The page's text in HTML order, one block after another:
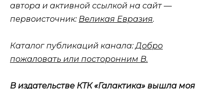
автора и активной ссылкой на сайт —
первоисточник: Великая Евразия.
Каталог публикаций канала:Добро
пожаловать или посторонним В.
В издательстве КТК «Галактика» вышла моя